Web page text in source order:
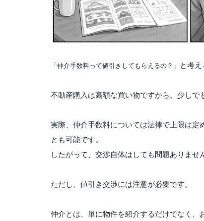
「 仲介手数料って値引き して もらえるの？」 と考え
不動産購入は高額な買い物ですから、 少しで
実際、 仲介手数料については法律で上限は定
と も可能です。
したがって、 交渉自体は して も問題ありませ
ただし、 値引き交渉には注意が必要です。
仲介と は、 単に物件を紹介するだけでなく、